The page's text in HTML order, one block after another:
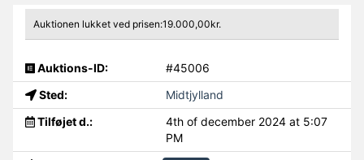
Auktionen lukket ved prisen:19.000,00kr.
Auktions-ID:
#45006
Sted:
Midtjylland
Tilføjet d.:
4th of december 2024 at 5:07
PM